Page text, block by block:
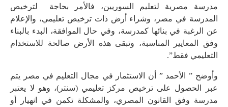
مدرسة مصرية لتعليم السوريين، فالأمر بحاجة لترخيص
المدرسة في مصر، وشراء أرض ذات ترخيص تعليمي، والإعلام
عن الرغبة في بنائها كمدرسة، وفي حال الموافقة، البدء بالبناء
وفق المعايير المناسبة، وتبقى هذه الأرض صالحة للاستخدام
التعليمي فقط”.
وأوضح ” الأحمد ” أن الاستثمار في مجال التعليم في مصر يتم
عبر الحصول على ترخيص مركز تعليمي (سنتر)، وهو لا يعتبر
مدرسة وفق القانون المصري، والمشكلة تكمن في انهيار أو